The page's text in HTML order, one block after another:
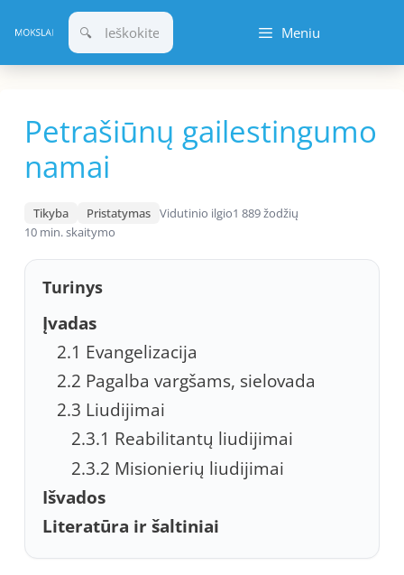
prie
turinio
Meniu
Petrašiūnų gailestingumo
namai
Tikyba Pristatymas Vidutinio ilgio1 889 žodžių
10 min. skaitymo
Turinys
Įvadas
2.1 Evangelizacija
2.2 Pagalba vargšams, sielovada
2.3 Liudijimai
2.3.1 Reabilitantų liudijimai
2.3.2 Misionierių liudijimai
Išvados
Literatūra ir šaltiniai